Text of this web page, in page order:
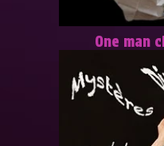
One man